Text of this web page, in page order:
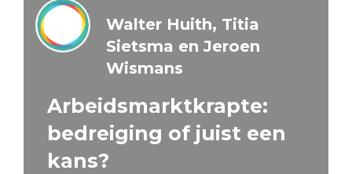
Walter Huith, Titia
Sietsma en Jeroen
Wismans
Arbeidsmarktkrapte:
bedreiging of juist een
kans?